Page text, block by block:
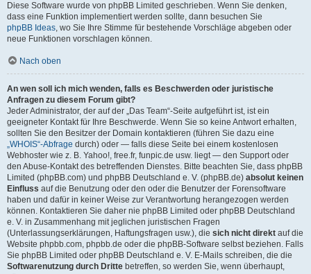
Diese Software wurde von phpBB Limited geschrieben. Wenn Sie denken,
dass eine Funktion implementiert werden sollte, dann besuchen Sie
phpBB Ideas, wo Sie Ihre Stimme für bestehende Vorschläge abgeben oder
neue Funktionen vorschlagen können.
Nach oben
An wen soll ich mich wenden, falls es Beschwerden oder juristische
Anfragen zu diesem Forum gibt?
Jeder Administrator, der auf der „Das Team“-Seite aufgeführt ist, ist ein
geeigneter Kontakt für Ihre Beschwerde. Wenn Sie so keine Antwort erhalten,
sollten Sie den Besitzer der Domain kontaktieren (führen Sie dazu eine
„WHOIS“-Abfrage durch) oder — falls diese Seite bei einem kostenlosen
Webhoster wie z. B. Yahoo!, free.fr, funpic.de usw. liegt — den Support oder
den Abuse-Kontakt des betreffenden Dienstes. Bitte beachten Sie, dass phpBB
Limited (phpBB.com) und phpBB Deutschland e. V. (phpBB.de) absolut keinen
Einfluss auf die Benutzung oder den oder die Benutzer der Forensoftware
haben und dafür in keiner Weise zur Verantwortung herangezogen werden
können. Kontaktieren Sie daher nie phpBB Limited oder phpBB Deutschland
e. V. in Zusammenhang mit jeglichen juristischen Fragen
(Unterlassungserklärungen, Haftungsfragen usw.), die sich nicht direkt auf die
Website phpbb.com, phpbb.de oder die phpBB-Software selbst beziehen. Falls
Sie phpBB Limited oder phpBB Deutschland e. V. E-Mails schreiben, die die
Softwarenutzung durch Dritte betreffen, so werden Sie, wenn überhaupt,